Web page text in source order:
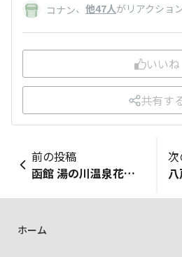
コナン、 他47人がリアクショ
いいね
共有す
前の投稿
函館 湯の川温泉花火大会
ホーム